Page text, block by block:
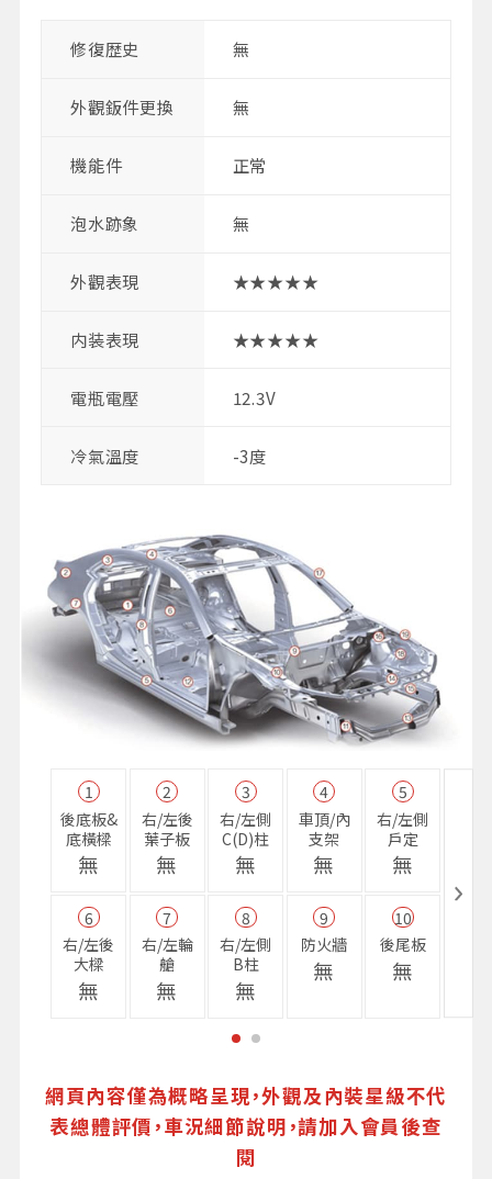
修復歴史 無
外觀鈑件更換 無
機能件 正常
泡水跡象 無
外觀表現 ★★★★★
内装表現 ★★★★★
電瓶電壓 12.3V
冷氣溫度 -3度
1
後底板&
底橫樑
無
2
右/左後
葉子板
無
3
右/左側
C(D)柱
無
4
車頂/內
支架
無
5
右/左側
戶定
無
6
右/左後
大樑
無
7
右/左輪
艙
無
8
右/左側
B柱
無
9
防火牆
無
10
後尾板
無
網頁內容僅為概略呈現，外觀及內裝星級不代
表總體評價，車況細節說明，請加入會員後查
閱